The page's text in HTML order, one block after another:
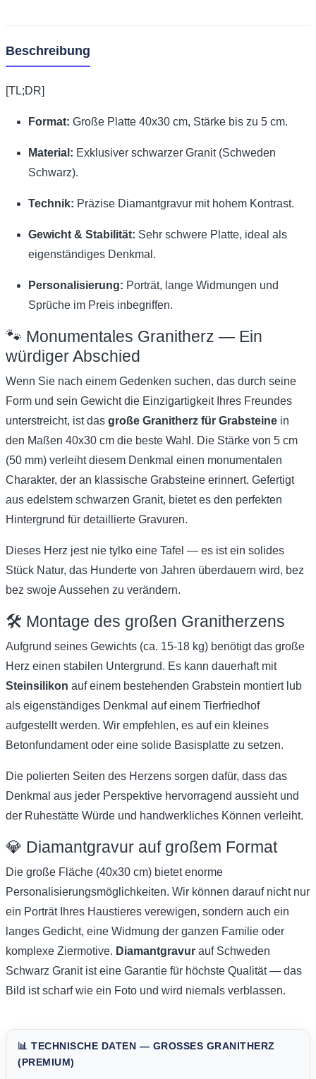
Beschreibung
[TL;DR]
Format: Große Platte 40x30 cm, Stärke bis zu 5 cm.
Material: Exklusiver schwarzer Granit (Schweden
Schwarz).
Technik: Präzise Diamantgravur mit hohem Kontrast.
Gewicht & Stabilität: Sehr schwere Platte, ideal als
eigenständiges Denkmal.
Personalisierung: Porträt, lange Widmungen und
Sprüche im Preis inbegriffen.
🐾 Monumentales Granitherz — Ein
würdiger Abschied
Wenn Sie nach einem Gedenken suchen, das durch seine
Form und sein Gewicht die Einzigartigkeit Ihres Freundes
unterstreicht, ist das große Granitherz für Grabsteine in
den Maßen 40x30 cm die beste Wahl. Die Stärke von 5 cm
(50 mm) verleiht diesem Denkmal einen monumentalen
Charakter, der an klassische Grabsteine erinnert. Gefertigt
aus edelstem schwarzen Granit, bietet es den perfekten
Hintergrund für detaillierte Gravuren.
Dieses Herz jest nie tylko eine Tafel — es ist ein solides
Stück Natur, das Hunderte von Jahren überdauern wird, bez
bez swoje Aussehen zu verändern.
🛠️ Montage des großen Granitherzens
Aufgrund seines Gewichts (ca. 15-18 kg) benötigt das große
Herz einen stabilen Untergrund. Es kann dauerhaft mit
Steinsilikon auf einem bestehenden Grabstein montiert lub
als eigenständiges Denkmal auf einem Tierfriedhof
aufgestellt werden. Wir empfehlen, es auf ein kleines
Betonfundament oder eine solide Basisplatte zu setzen.
Die polierten Seiten des Herzens sorgen dafür, dass das
Denkmal aus jeder Perspektive hervorragend aussieht und
der Ruhestätte Würde und handwerkliches Können verleiht.
💎 Diamantgravur auf großem Format
Die große Fläche (40x30 cm) bietet enorme
Personalisierungsmöglichkeiten. Wir können darauf nicht nur
ein Porträt Ihres Haustieres verewigen, sondern auch ein
langes Gedicht, eine Widmung der ganzen Familie oder
komplexe Ziermotive. Diamantgravur auf Schweden
Schwarz Granit ist eine Garantie für höchste Qualität — das
Bild ist scharf wie ein Foto und wird niemals verblassen.
📊 TECHNISCHE DATEN — GROSSES GRANITHERZ (
PREMIUM)